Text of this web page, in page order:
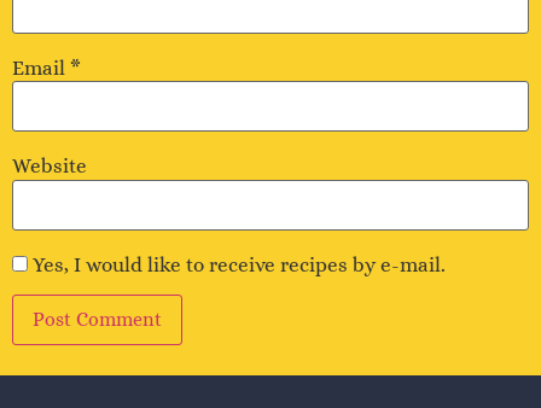
Email *
Website
Yes, I would like to receive recipes by e-mail.
Alternative: